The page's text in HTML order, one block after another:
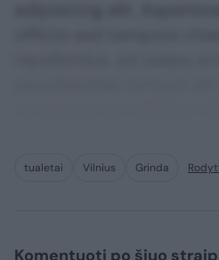
tualetai Vilnius Grinda
Komentuoti po šiuo